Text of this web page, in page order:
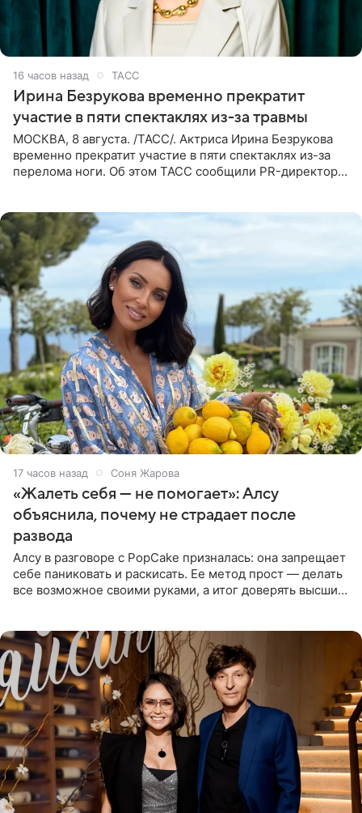
16 часов назад ТАСС
Ирина Безрукова временно прекратит
участие в пяти спектаклях из-за травмы
МОСКВА, 8 августа. /ТАСС/. Актриса Ирина Безрукова
временно прекратит участие в пяти спектаклях из-за
перелома ноги. Об этом ТАСС сообщили PR-директор
17 часов назад Соня Жарова
«Жалеть себя — не помогает»: Алсу
объяснила, почему не страдает после
развода
Алсу в разговоре с PopCake призналась: она запрещает
себе паниковать и раскисать. Ее метод прост — делать
все возможное своими руками, а итог доверять высшим